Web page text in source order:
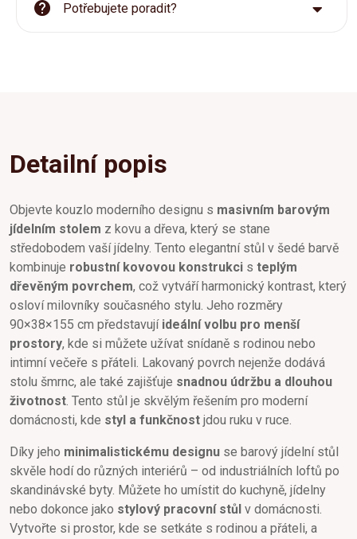
Potřebujete poradit?
Detailní popis
Objevte kouzlo moderního designu s masivním barovým
jídelním stolem z kovu a dřeva, který se stane
středobodem vaší jídelny. Tento elegantní stůl v šedé barvě
kombinuje robustní kovovou konstrukci s teplým
dřevěným povrchem, což vytváří harmonický kontrast, který
osloví milovníky současného stylu. Jeho rozměry
90×38×155 cm představují ideální volbu pro menší
prostory, kde si můžete užívat snídaně s rodinou nebo
intimní večeře s přáteli. Lakovaný povrch nejenže dodává
stolu šmrnc, ale také zajišťuje snadnou údržbu a dlouhou
životnost . Tento stůl je skvělým řešením pro moderní
domácnosti, kde styl a funkčnost jdou ruku v ruce.
Díky jeho minimalistickému designu se barový jídelní stůl
skvěle hodí do různých interiérů – od industriálních loftů po
skandinávské byty. Můžete ho umístit do kuchyně, jídelny
nebo dokonce jako stylový pracovní stůl v domácnosti.
Vytvořte si prostor, kde se setkáte s rodinou a přáteli, a